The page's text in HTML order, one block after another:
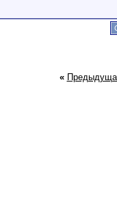
«